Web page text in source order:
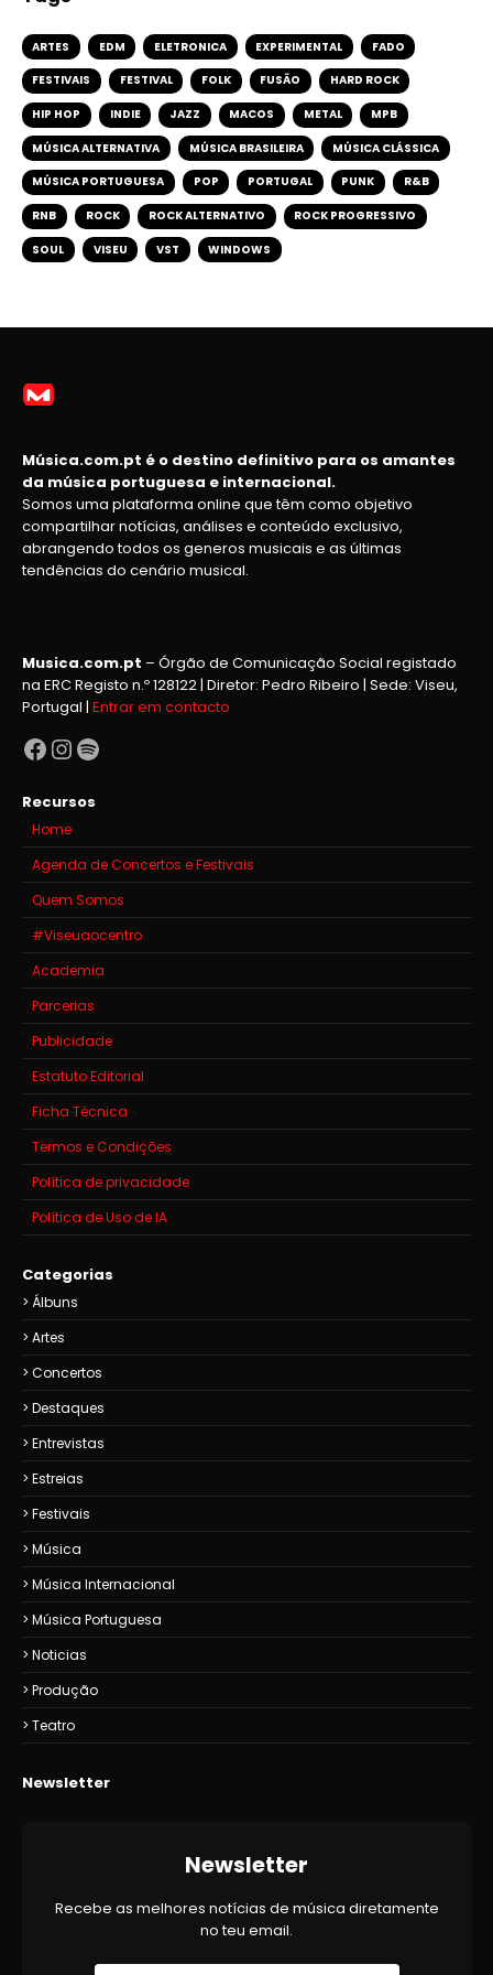
ARTES EDM ELETRONICA EXPERIMENTAL FADO
FESTIVAIS FESTIVAL FOLK FUSÃO HARD ROCK
HIP HOP INDIE JAZZ MACOS METAL MPB
MÚSICA ALTERNATIVA MÚSICA BRASILEIRA MÚSICA CLÁSSICA
MÚSICA PORTUGUESA POP PORTUGAL PUNK R&B
RNB ROCK ROCK ALTERNATIVO ROCK PROGRESSIVO
SOUL VISEU VST WINDOWS
Música.com.pt é o destino definitivo para os amantes
da música portuguesa e internacional.
Somos uma plataforma online que têm como objetivo
compartilhar notícias, análises e conteúdo exclusivo,
abrangendo todos os generos musicais e as últimas
tendências do cenário musical.
Musica.com.pt – Órgão de Comunicação Social registado
na ERC Registo n.º 128122 | Diretor: Pedro Ribeiro | Sede: Viseu,
Portugal | Entrar em contacto
Facebook
Instagram
Spotify
Recursos
Home
Agenda de Concertos e Festivais
Quem Somos
#Viseuaocentro
Academia
Parcerias
Publicidade
Estatuto Editorial
Ficha Técnica
Termos e Condições
Política de privacidade
Política de Uso de IA
Categorias
Álbuns
Artes
Concertos
Destaques
Entrevistas
Estreias
Festivais
Música
Música Internacional
Música Portuguesa
Noticias
Produção
Teatro
Newsletter
Newsletter
Recebe as melhores notícias de música diretamente
no teu email.